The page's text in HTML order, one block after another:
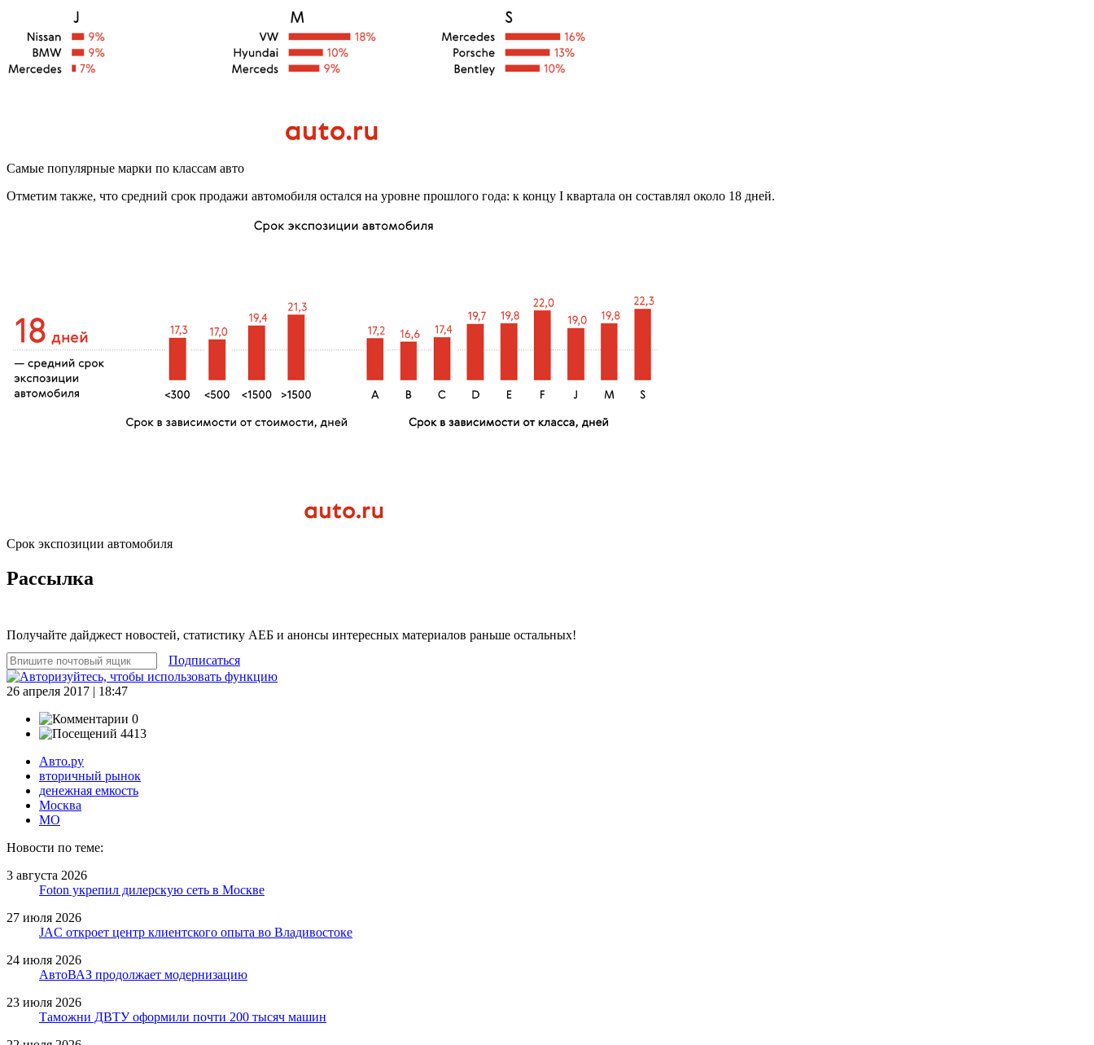
Самые популярные марки по классам авто
Отметим также, что средний срок продажи автомобиля остался на уровне прошлого года: к концу I квартала он составлял около 18 дней.
Срок экспозиции автомобиля
Рассылка
Получайте дайджест новостей, статистику АЕБ и анонсы интересных материалов раньше остальных!
Подписаться
26 апреля 2017 | 18:47
0
4413
Авто.ру
вторичный рынок
денежная емкость
Москва
МО
Новости по теме:
3 августа 2026
Foton укрепил дилерскую сеть в Москве
27 июля 2026
JAC откроет центр клиентского опыта во Владивостоке
24 июля 2026
АвтоВАЗ продолжает модернизацию
23 июля 2026
Таможни ДВТУ оформили почти 200 тысяч машин